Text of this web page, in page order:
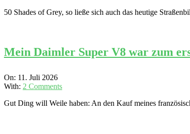
50 Shades of Grey, so ließe sich auch das heutige
Mein Daimler Super V8 war zum
2026-
07-
On: 11. Juli 2026
With: 2 Comments
Gut Ding will Weile haben: An den Kauf meines